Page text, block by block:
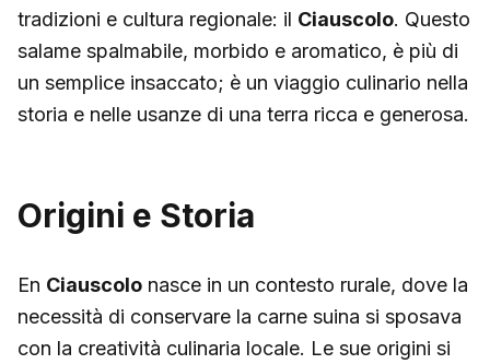
tradizioni e cultura regionale: il Ciauscolo. Questo
salame spalmabile, morbido e aromatico, è più di
un semplice insaccato; è un viaggio culinario nella
storia e nelle usanze di una terra ricca e generosa.
Origini e Storia
En Ciauscolo nasce in un contesto rurale, dove la
necessità di conservare la carne suina si sposava
con la creatività culinaria locale. Le sue origini si